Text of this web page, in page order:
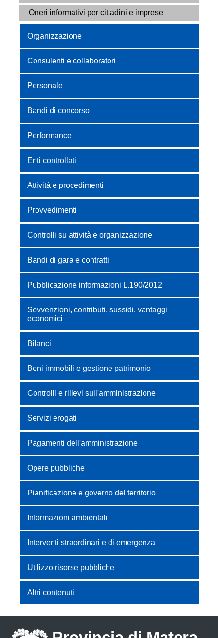
Oneri informativi per cittadini e imprese
Organizzazione
Consulenti e collaboratori
Personale
Bandi di concorso
Performance
Enti controllati
Attività e procedimenti
Provvedimenti
Controlli su attività e organizzazione
Bandi di gara e contratti
Pubblicazione informazioni L.190/2012
Sovvenzioni, contributi, sussidi, vantaggi
economici
Bilanci
Beni immobili e gestione patrimonio
Controlli e rilievi sull'amministrazione
Servizi erogati
Pagamenti dell'amministrazione
Opere pubbliche
Pianificazione e governo del territorio
Informazioni ambientali
Interventi straordinari e di emergenza
Utilizzo risorse pubbliche
Altri contenuti